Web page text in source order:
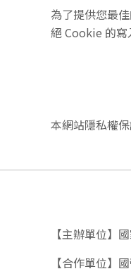
為了提供您最
絕 Cookie 的寫
本網站隱私權
【主辦單位】
【合作單位】